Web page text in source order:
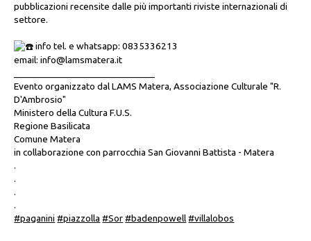
pubblicazioni recensite dalle più importanti riviste internazionali di
settore.
info tel. e whatsapp: 0835336213
email: info@lamsmatera.it
Evento organizzato dal LAMS Matera, Associazione Culturale "R.
D'Ambrosio"
Ministero della Cultura F.U.S.
Regione Basilicata
Comune Matera
in collaborazione con parrocchia San Giovanni Battista - Matera
.
.
.
.
#paganini #piazzolla #Sor #badenpowell #villalobos